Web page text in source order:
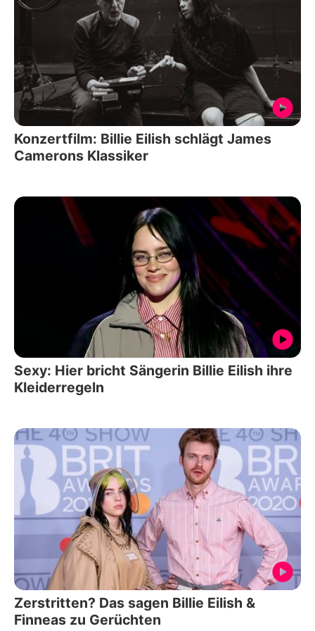
Konzertfilm: Billie Eilish schlägt James
Camerons Klassiker
Sexy: Hier bricht Sängerin Billie Eilish ihre
Kleiderregeln
Zerstritten? Das sagen Billie Eilish &
Finneas zu Gerüchten